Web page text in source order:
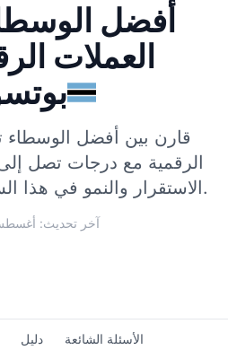
أفضل
العملات
قارن بين أفضل الوسطاء
الرقمية مع درجات تصل إلى 88/
الاستقرار والنمو في هذا السوق الأفريقي النامي.
آخر تحديث: أغسطس
دليل الأسئلة الشائعة